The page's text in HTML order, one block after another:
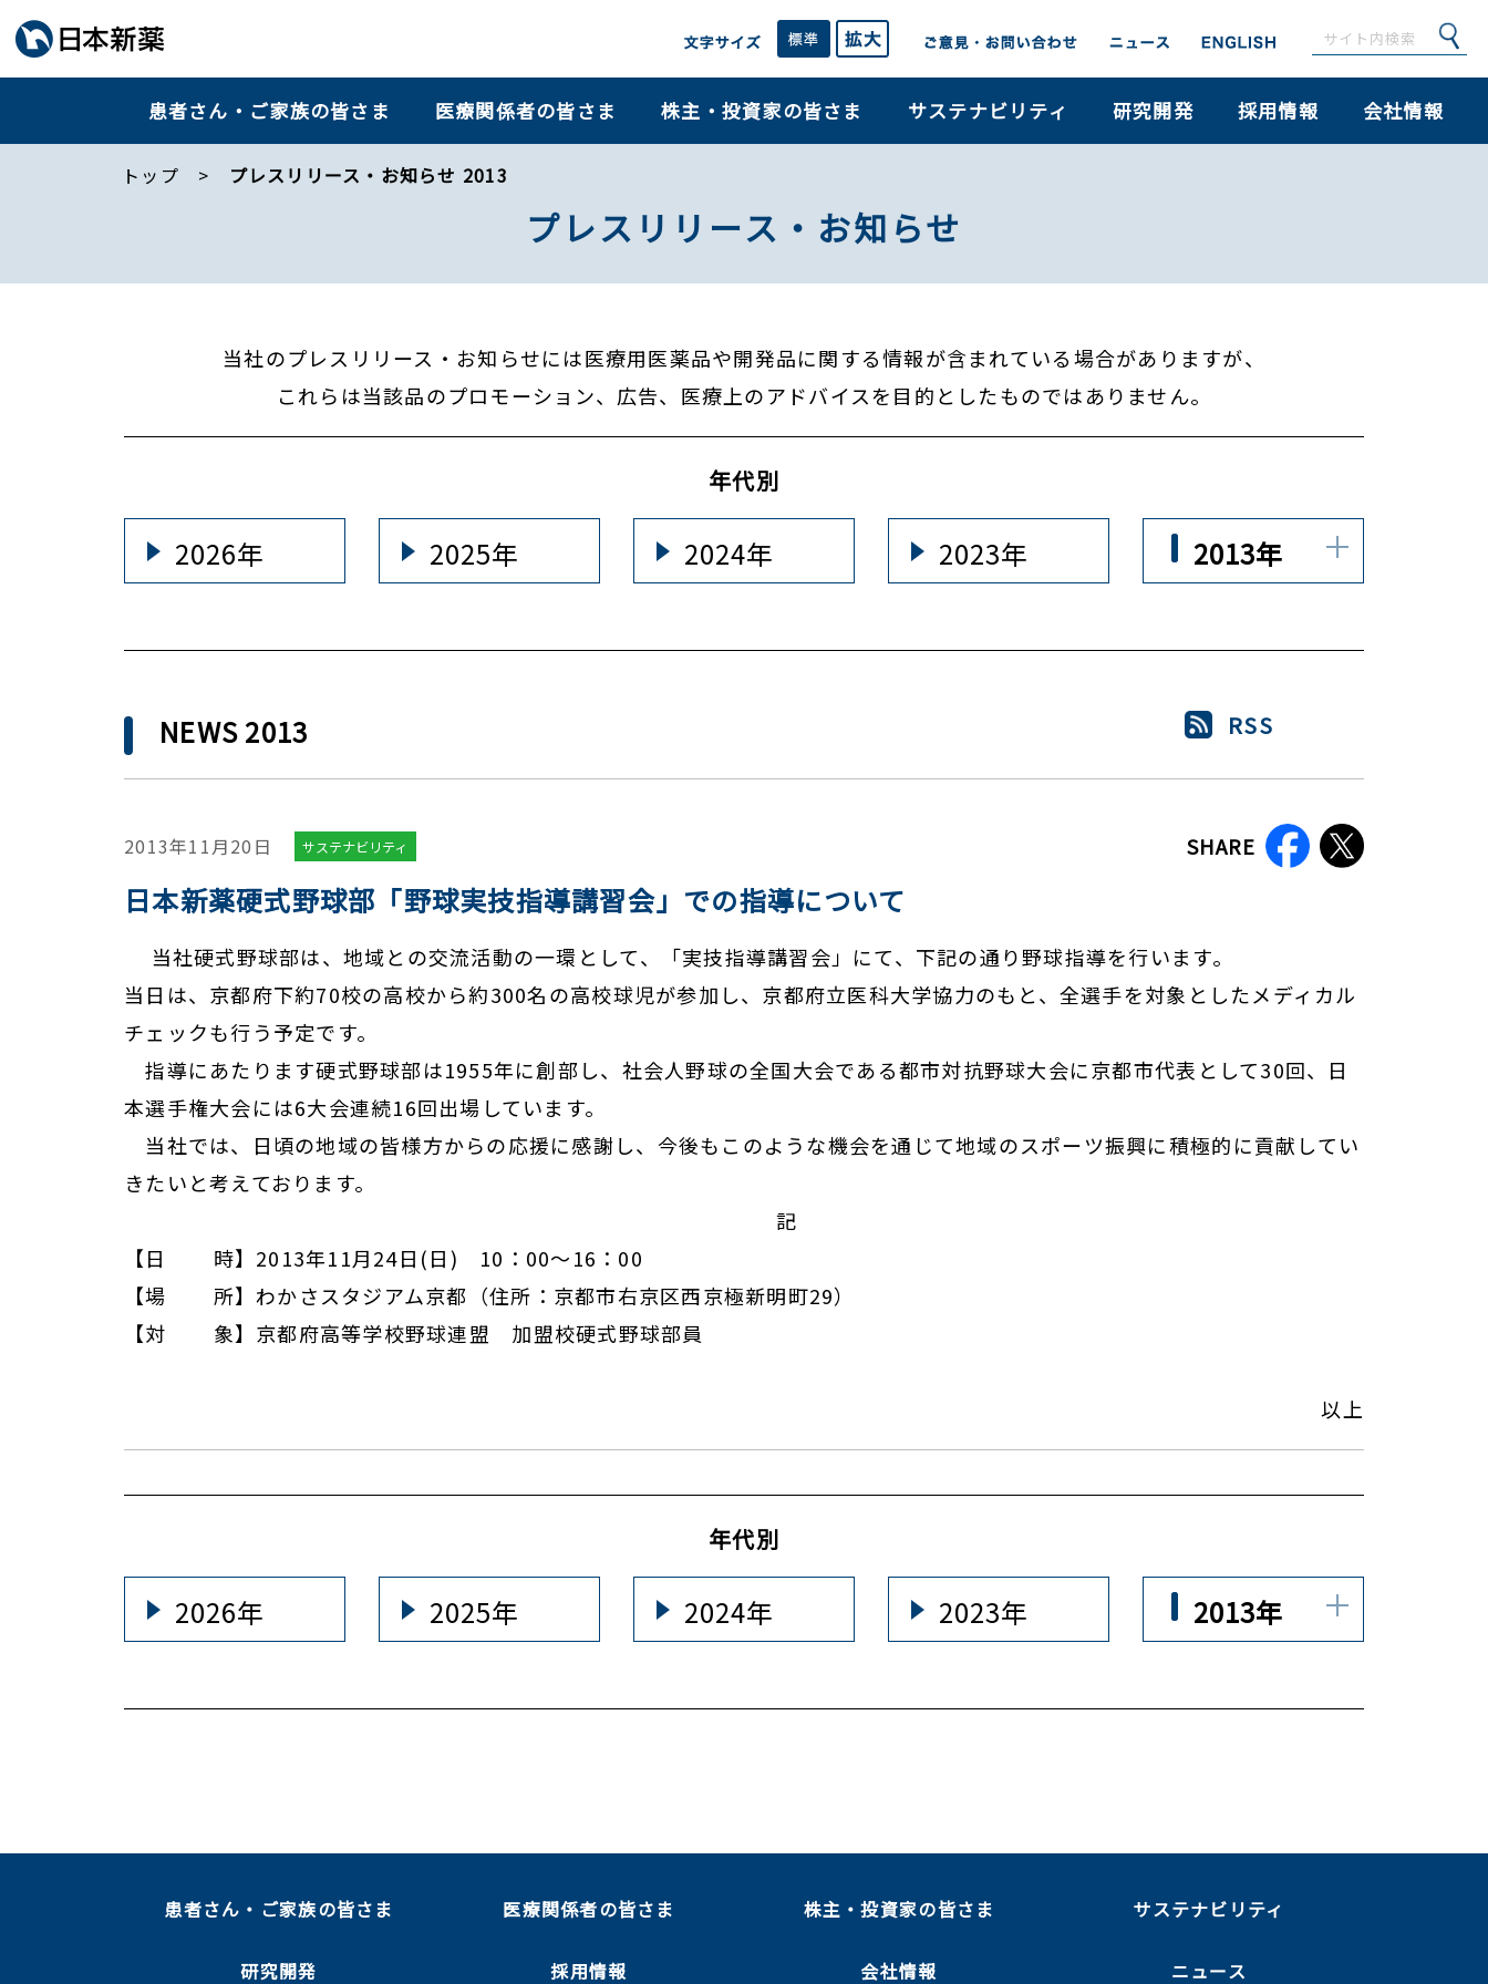
患者さん・ご家族の皆さま 医療関係者の皆さま 株主・投資家の皆さま サステナビリティ 研究開発 採用情報 会社情報
トップ プレスリリース・お知らせ 2013
プレスリリース・お知らせ
当社のプレスリリース・お知らせには医療用医薬品や開発品に関する情報が含まれている場合がありますが、
これらは当該品のプロモーション、広告、医療上のアドバイスを目的としたものではありません。
年代別
2026年 2025年 2024年 2023年 2013年
NEWS 2013 RSS
2013年11月20日 サステナビリティ SHARE
日本新薬硬式野球部「野球実技指導講習会」での指導について
当社硬式野球部は、地域との交流活動の一環として、「実技指導講習会」にて、下記の通り野球指導を行います。
当日は、京都府下約70校の高校から約300名の高校球児が参加し、京都府立医科大学協力のもと、全選手を対象としたメディカル
チェックも行う予定です。
指導にあたります硬式野球部は1955年に創部し、社会人野球の全国大会である都市対抗野球大会に京都市代表として30回、日
本選手権大会には6大会連続16回出場しています。
当社では、日頃の地域の皆様方からの応援に感謝し、今後もこのような機会を通じて地域のスポーツ振興に積極的に貢献してい
きたいと考えております。
記
【日 時】2013年11月24日(日) 10：00～16：00
【場 所】わかさスタジアム京都（住所：京都市右京区西京極新明町29）
【対 象】京都府高等学校野球連盟 加盟校硬式野球部員
以上
年代別
2026年 2025年 2024年 2023年 2013年
患者さん・ご家族の皆さま 医療関係者の皆さま 株主・投資家の皆さま サステナビリティ
研究開発 採用情報 会社情報 ニュース